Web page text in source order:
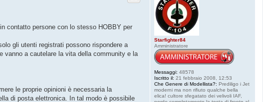
Starfighter84
Amministratore
Messaggi: 48578
Iscritto il: 21 febbraio 2008, 12:53
Che Genere di Modellista?: Prediligo i Jet
moderni ma non rifiuto qualche bella
elica! cultore sfegatato dei velivoli IAF,
contatto persone con lo stesso HOBBY per
gli utenti registrati possono rispondere a
vanno a cautelare la vita della community e la
le proprie opinioni è necessaria la
di posta elettronica. In tal modo è possibile